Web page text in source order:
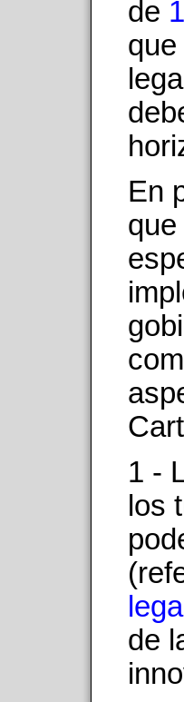
de
En
1 -
los
de